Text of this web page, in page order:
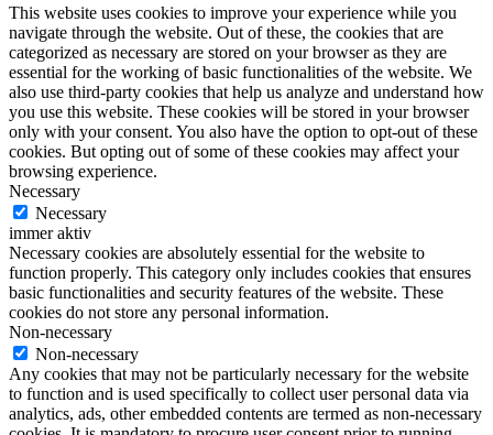
This website uses cookies to improve your experience while you
navigate through the website. Out of these, the cookies that are
categorized as necessary are stored on your browser as they are
essential for the working of basic functionalities of the website. We
also use third-party cookies that help us analyze and understand how
you use this website. These cookies will be stored in your browser
only with your consent. You also have the option to opt-out of these
cookies. But opting out of some of these cookies may affect your
browsing experience.
Necessary
Necessary
immer aktiv
Necessary cookies are absolutely essential for the website to
function properly. This category only includes cookies that ensures
basic functionalities and security features of the website. These
cookies do not store any personal information.
Non-necessary
Non-necessary
Any cookies that may not be particularly necessary for the website
to function and is used specifically to collect user personal data via
analytics, ads, other embedded contents are termed as non-necessary